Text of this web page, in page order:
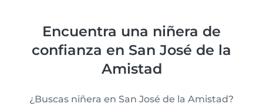
Encuentra una niñera de
confianza en San José de la
Amistad
¿Buscas niñera en San José de la Amistad?